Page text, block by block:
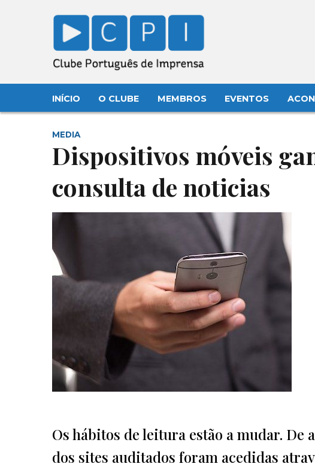
INÍCIO O CLUBE MEMBROS EVENTOS
MEDIA
Dispositivos móveis
consulta de noticias
Os hábitos de leitura estão a mudar. De
dos sites auditados foram acedidas